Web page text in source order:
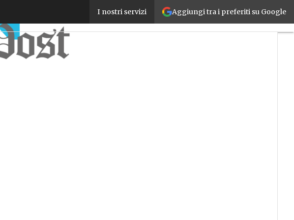
Aggiungi tra i preferiti su Google
I nostri servizi
Industry 4.0 Design Magazine – 3 – Novembre-